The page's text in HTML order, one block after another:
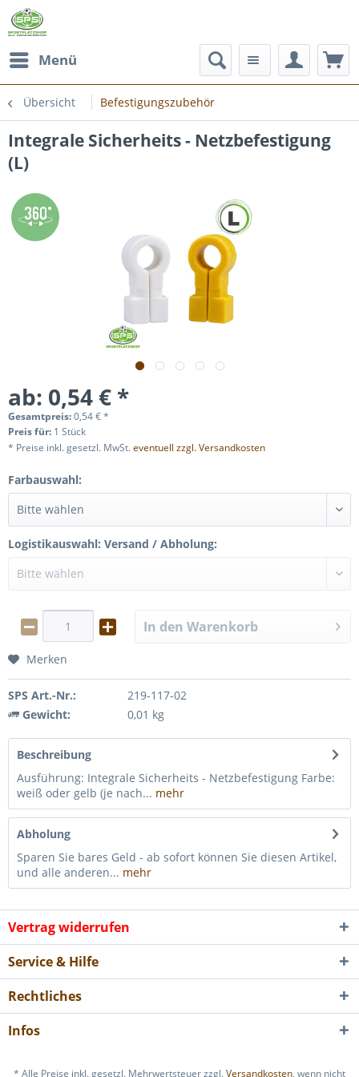
Menü
Übersicht Befestigungszubehör
Integrale Sicherheits - Netzbefestigung
(L)
ab: 0,54 € *
Gesamtpreis:0,54€*
Preis für: 1 Stück
* Preise inkl. gesetzl. MwSt.eventuell zzgl. Versandkosten
Farbauswahl:
Logistikauswahl: Versand / Abholung:
In den Warenkorb
Merken
SPS Art.-Nr.:
219-117-02
Gewicht:
0,01 kg
Beschreibung
Ausführung: Integrale Sicherheits - Netzbefestigung Farbe:
weiß oder gelb (je nach... mehr
Abholung
Sparen Sie bares Geld - ab sofort können Sie diesen Artikel,
und alle anderen... mehr
Vertrag widerrufen
Service & Hilfe
Rechtliches
Infos
* Alle Preise inkl. gesetzl. Mehrwertsteuer zzgl.Versandkosten, wenn nicht